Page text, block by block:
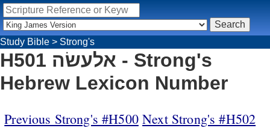
Study Bible > Strong's
H501 אלעשׂה - Strong's
Hebrew Lexicon Number
Previous Strong's #H500 Next Strong's #H502